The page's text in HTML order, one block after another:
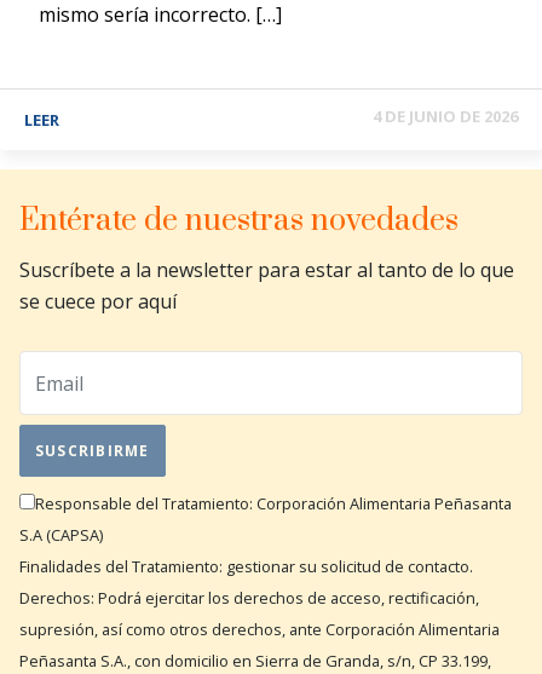
mismo sería incorrecto. […]
LEER 4 DE JUNIO DE 2026
Entérate de nuestras novedades
Suscríbete a la newsletter para estar al tanto de lo que
se cuece por aquí
Responsable del Tratamiento: Corporación Alimentaria Peñasanta
S.A (CAPSA)
Finalidades del Tratamiento: gestionar su solicitud de contacto.
Derechos: Podrá ejercitar los derechos de acceso, rectificación,
supresión, así como otros derechos, ante Corporación Alimentaria
Peñasanta S.A., con domicilio en Sierra de Granda, s/n, CP 33.199,